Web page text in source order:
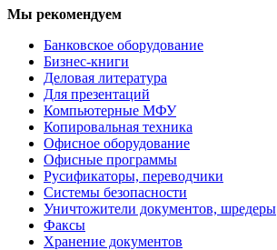
Мы рекомендуем
Банковское оборудование
Бизнес-книги
Деловая литература
Для презентаций
Компьютерные МФУ
Копировальная техника
Офисное оборудование
Офисные программы
Русификаторы, переводчики
Системы безопасности
Уничтожители документов, шредеры
Факсы
Хранение документов